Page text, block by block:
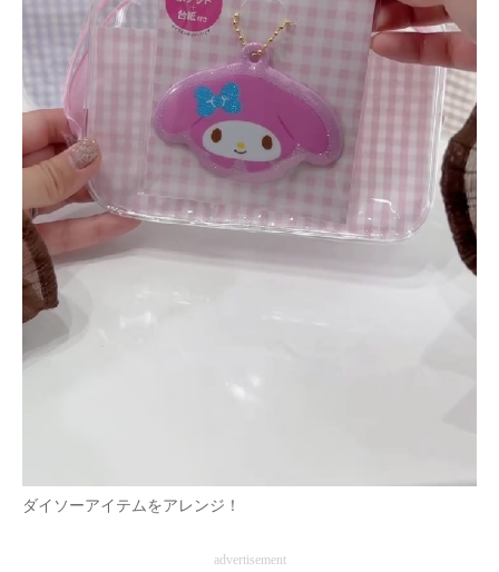
ダイソーアイテムをアレンジ！
advertisement